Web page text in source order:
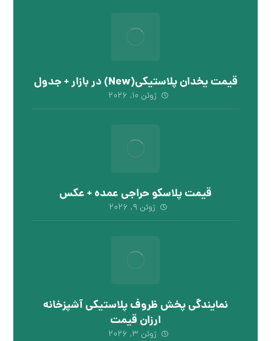
قیمت یخدان پلاستیکی(New) در بازار + جدول
ژوئن ۱۰, ۲۰۲۶
قیمت پلاسکو حراجی عمده + عکس
ژوئن ۹, ۲۰۲۶
نمایندگی پخش ظروف پلاستیکی آشپزخانه
ارزان قیمت
ژوئن ۳, ۲۰۲۶